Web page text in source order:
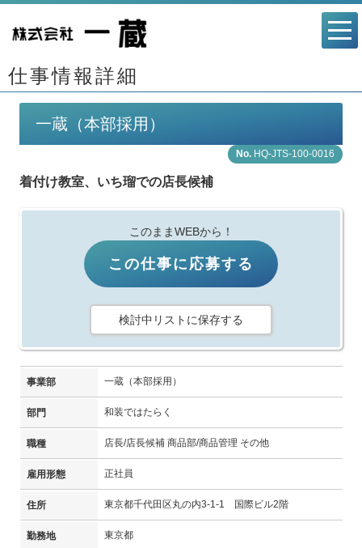
仕事情報詳細
一蔵（本部採用）
HQ-JTS-100-0016
着付け教室、いち瑠での店長候補
このままWEBから！
この仕事に応募する
検討中リストに保存する
事業部 一蔵（本部採用）
部門 和装ではたらく
職種 店長/店長候補 商品部/商品管理 その他
雇用形態 正社員
住所 東京都千代田区丸の内3-1-1 国際ビル2階
勤務地 東京都